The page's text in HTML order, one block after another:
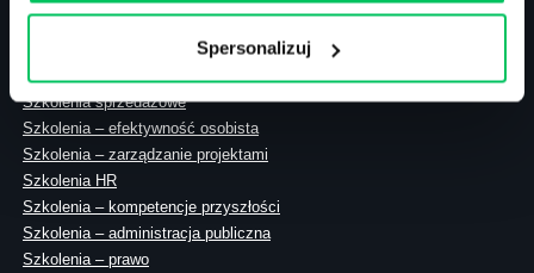
Spersonalizuj
Szkolenia menedżerskie
Szkolenia sprzedażowe
Szkolenia – efektywność osobista
Szkolenia – zarządzanie projektami
Szkolenia HR
Szkolenia – kompetencje przyszłości
Szkolenia – administracja publiczna
Szkolenia – prawo